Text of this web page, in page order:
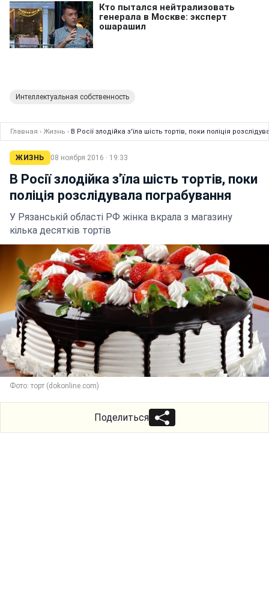
Интеллектуальная собственность
Главная › Жизнь › В Росії злодійка з'їла шість тортів, поки поліція
ЖИЗНЬ 08 ноября 2016 · 19:33
В Росії злодійка з'їла шість тортів, поки
поліція розслідувала пограбування
У Рязанській області РФ жінка вкрала з магазину
кілька десятків тортів
Фото: торт (dokonline.com)
Поделиться